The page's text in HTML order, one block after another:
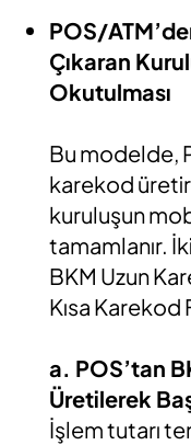
POS/
Çıkaran
Okutulması
Bu modelde,
karekod
kuruluşun
tamamlanır.
BKM Uzun
Kısa Karekod
a. POS’tan
Üretilerek
İşlem tutarı